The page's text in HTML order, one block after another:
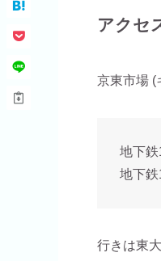
アクセ
京東市場 (
地下
地下
行きは東